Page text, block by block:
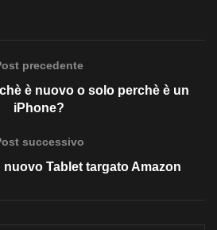
precedente
è nuovo o solo perchè è un
iPhone?
successivo
nuovo Tablet targato Amazon